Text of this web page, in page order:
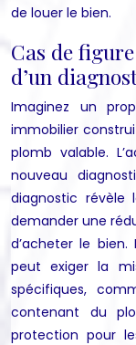
de louer le bien.
Cas de
d’un
Imaginez un
immobilier
plomb valable.
nouveau
diagnostic révèle
demander une
d’acheter le
peut exiger la
spécifiques,
contenant du
protection pour